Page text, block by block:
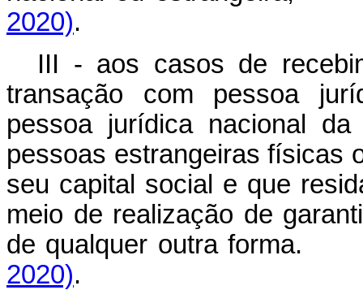
2020).
III - aos casos de
transação com pessoa
pessoa jurídica nacional
pessoas estrangeiras físicas
seu capital social e que
meio de realização de
de qualquer outra forma.
2020).